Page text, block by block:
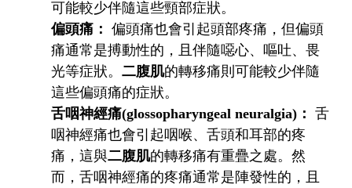
可能較少伴隨這些頸部症狀。
偏頭痛： 偏頭痛也會引起頭部疼痛，但偏頭
痛通常是搏動性的，且伴隨噁心、嘔吐、畏
光等症狀。二腹肌的轉移痛則可能較少伴隨
這些偏頭痛的症狀。
舌咽神經痛(glossopharyngeal neuralgia)： 舌
咽神經痛也會引起咽喉、舌頭和耳部的疼
痛，這與二腹肌的轉移痛有重疊之處。然
而，舌咽神經痛的疼痛通常是陣發性的，且